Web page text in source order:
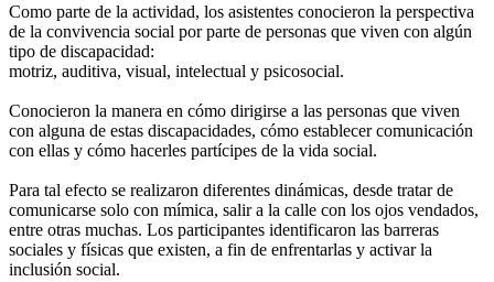
Como parte de la actividad, los asistentes conocieron la perspectiva
de la convivencia social por parte de personas que viven con algún
tipo de discapacidad:
motriz, auditiva, visual, intelectual y psicosocial.
Conocieron la manera en cómo dirigirse a las personas que viven
con alguna de estas discapacidades, cómo establecer comunicación
con ellas y cómo hacerles partícipes de la vida social.
Para tal efecto se realizaron diferentes dinámicas, desde tratar de
comunicarse solo con mímica, salir a la calle con los ojos vendados,
entre otras muchas. Los participantes identificaron las barreras
sociales y físicas que existen, a fin de enfrentarlas y activar la
inclusión social.